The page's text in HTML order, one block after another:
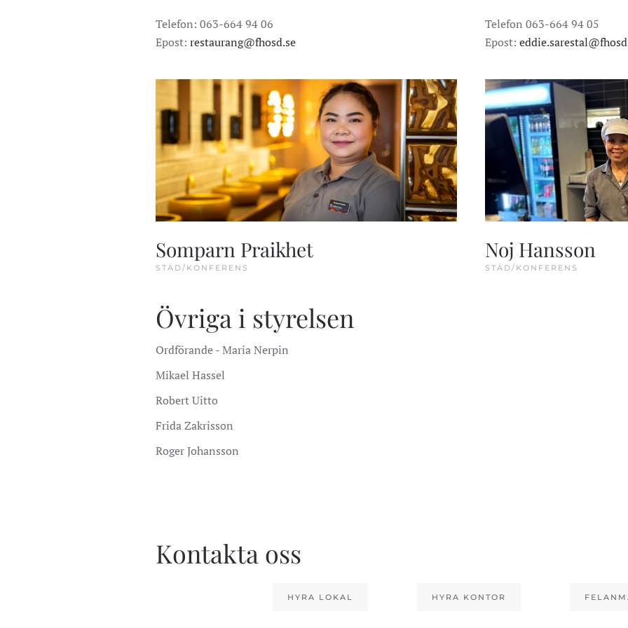
Telefon: 063-664 94 06
Epost: restaurang@fhosd.se
Telefon 063-664 94 05
Epost:
Somparn Praikhet
STÄD/KONFERENS
Noj Hansson
STÄD/KONFERENS
Övriga i styrelsen
Ordförande - Maria Nerpin
Mikael Hassel
Robert Uitto
Frida Zakrisson
Roger Johansson
Kontakta oss
HYRA LOKAL HYRA KONTOR